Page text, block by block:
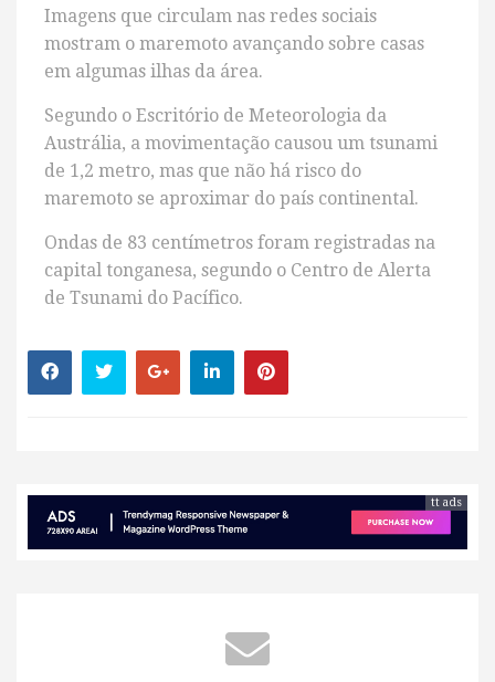
Imagens que circulam nas redes sociais
mostram o maremoto avançando sobre casas
em algumas ilhas da área.
Segundo o Escritório de Meteorologia da
Austrália, a movimentação causou um tsunami
de 1,2 metro, mas que não há risco do
maremoto se aproximar do país continental.
Ondas de 83 centímetros foram registradas na
capital tonganesa, segundo o Centro de Alerta
de Tsunami do Pacífico.
tt ads